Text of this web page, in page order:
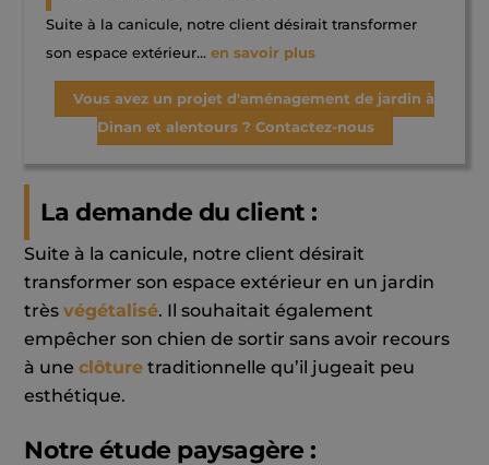
Suite à la canicule, notre client désirait transformer
son espace extérieur…en savoir plus
Vous avez un projet d'aménagement de jardin à
Dinan et alentours ? Contactez-nous
La demande du client :
Suite à la canicule, notre client désirait
transformer son espace extérieur en un jardin
trèsvégétalisé. Il souhaitait également
empêcher son chien de sortir sans avoir recours
à uneclôture traditionnelle qu’il jugeait peu
esthétique.
Notre étude paysagère :